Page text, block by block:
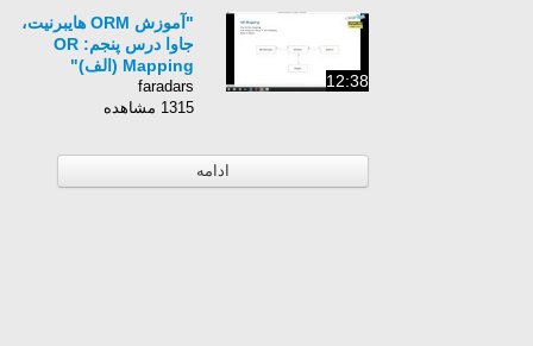
12:38
"آموزش ORM هایبرنیت،
جاوا درس پنجم: OR
Mapping (الف)"
faradars
1315 مشاهده
ادامه